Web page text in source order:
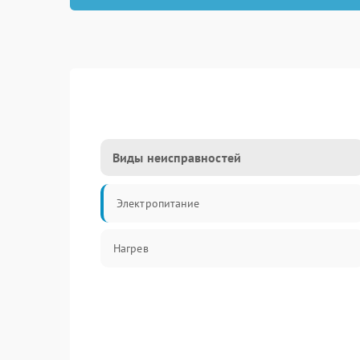
Виды неисправностей
Электропитание
Нагрев